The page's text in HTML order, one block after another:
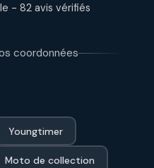
82 avis vérifiés
coordonnées
Youngtimer
Moto de collection